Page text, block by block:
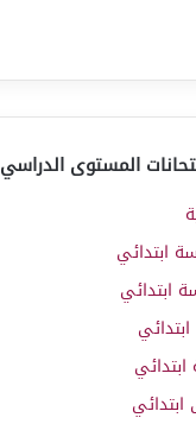
المستوى الدراسي
ابتدائي
ابتدائي
ابتدائي
ابتدائي
ابتدائي